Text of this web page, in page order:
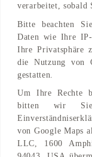
verarbeitet, sobald
Bitte beachten
Daten wie Ihre IP-
Ihre Privatsphäre
die Nutzung von
gestatten.
Um Ihre Rechte
bitten wir Sie
von Google Maps
LLC, 1600